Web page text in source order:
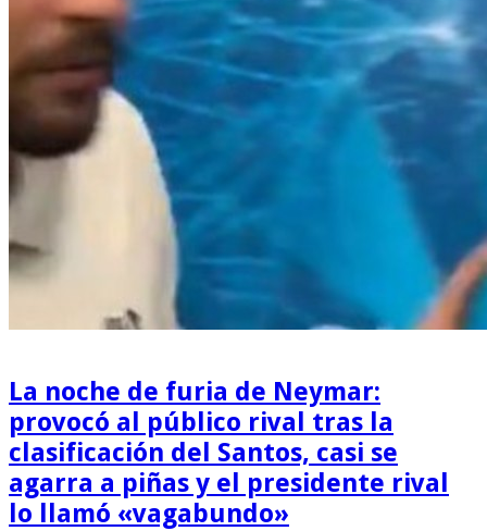
La noche de furia de Neymar:
provocó al público rival tras la
clasificación del Santos, casi se
agarra a piñas y el presidente rival
lo llamó «vagabundo»